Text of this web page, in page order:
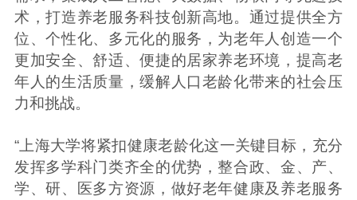
术，打造养老服务科技创新高地。通过提供全方
位、个性化、多元化的服务，为老年人创造一个
更加安全、舒适、便捷的居家养老环境，提高老
年人的生活质量，缓解人口老龄化带来的社会压
力和挑战。
“上海大学将紧扣健康老龄化这一关键目标，充分
发挥多学科门类齐全的优势，整合政、金、产、
学、研、医多方资源，做好老年健康及养老服务